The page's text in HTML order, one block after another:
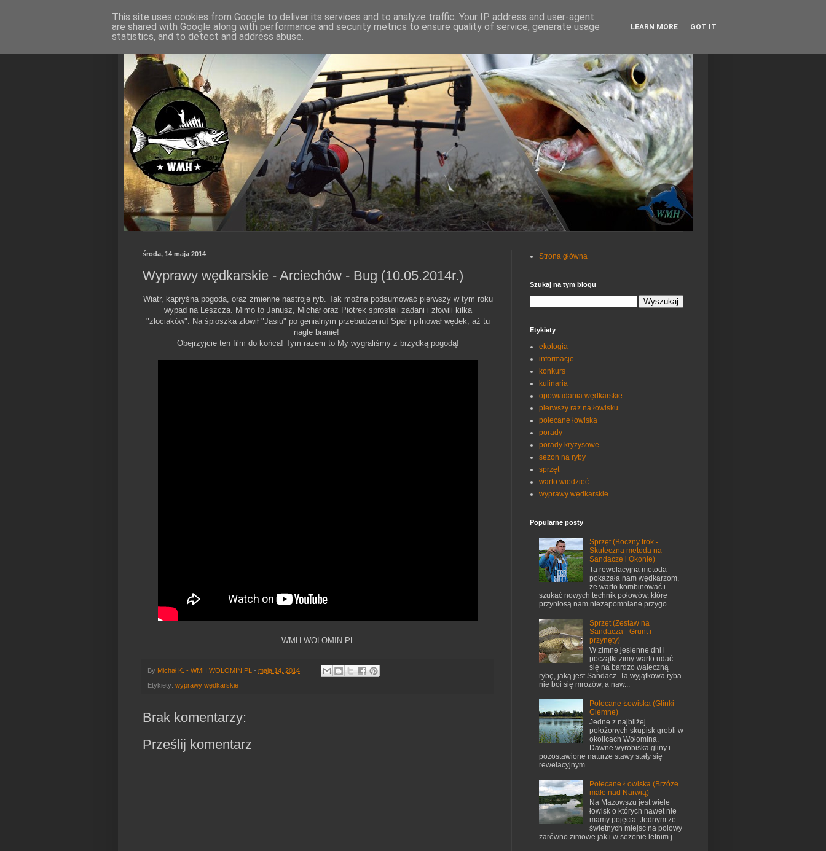
środa, 14 maja 2014
Wyprawy wędkarskie - Arciechów - Bug (10.05.2014r.)
Wiatr, kapryśna pogoda, oraz zmienne nastroje ryb. Tak można podsumować pierwszy w tym roku
wypad na Leszcza. Mimo to Janusz, Michał oraz Piotrek sprostali zadani i złowili kilka
"złociaków". Na śpioszka złowił "Jasiu" po genialnym przebudzeniu! Spał i pilnował wędek, aż tu
nagle branie!
Obejrzyjcie ten film do końca! Tym razem to My wygraliśmy z brzydką pogodą!
WMH.WOLOMIN.PL
By Michał K. - WMH.WOLOMIN.PL - maja 14, 2014
Etykiety: wyprawy wędkarskie
Brak komentarzy:
Prześlij komentarz
Strona główna
Szukaj na tym blogu
Etykiety
ekologia
informacje
konkurs
kulinaria
opowiadania wędkarskie
pierwszy raz na łowisku
polecane łowiska
porady
porady kryzysowe
sezon na ryby
sprzęt
warto wiedzieć
wyprawy wędkarskie
Popularne posty
Sprzęt (Boczny trok -
Skuteczna metoda na
Sandacze i Okonie)
Ta rewelacyjna metoda
pokazała nam wędkarzom,
że warto kombinować i
szukać nowych technik połowów, które
przyniosą nam niezapomniane przygo...
Sprzęt (Zestaw na
Sandacza - Grunt i
przynęty)
W zimne jesienne dni i
początki zimy warto udać
się na bardzo waleczną
rybę, jaką jest Sandacz. Ta wyjątkowa ryba
nie boi się mrozów, a naw...
Polecane Łowiska (Glinki -
Ciemne)
Jedne z najbliżej
położonych skupisk grobli w
okolicach Wołomina.
Dawne wyrobiska gliny i
pozostawione naturze stawy stały się
rewelacyjnym ...
Polecane Łowiska (Brzóze
małe nad Narwią)
Na Mazowszu jest wiele
łowisk o których nawet nie
mamy pojęcia. Jednym ze
świetnych miejsc na połowy
zarówno zimowe jak i w sezonie letnim j...
This site uses cookies from Google to deliver its services and to analyze traffic. Your IP address and user-agent
are shared with Google along with performance and security metrics to ensure quality of service, generate usage
statistics, and to detect and address abuse.
LEARN MORE GOT IT